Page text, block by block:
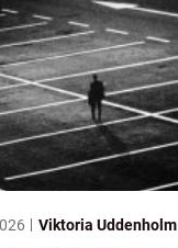
Viktoria Uddenholm